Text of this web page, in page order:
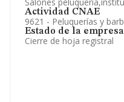
Actividad CNAE
9621 - Peluquerías y
Estado de la empresa
Cierre de hoja registral